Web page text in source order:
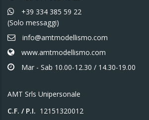
+39 334 385 59 22
(Solo messaggi)
info@amtmodellismo.com
www.amtmodellismo.com
Mar - Sab 10.00-12.30 / 14.30-19.00
AMT Srls Unipersonale
C.F. / P.I. 12151320012